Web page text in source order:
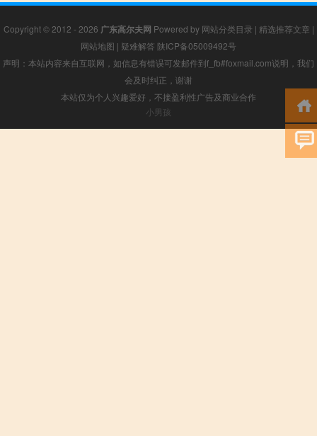
Copyright © 2012 - 2026 广东高尔夫网 Powered by 网站分类目录 | 精选推荐文章 |
网站地图 | 疑难解答 陕ICP备05009492号
声明：本站内容来自互联网，如信息有错误可发邮件到f_fb#foxmail.com说明，我们
会及时纠正，谢谢
本站仅为个人兴趣爱好，不接盈利性广告及商业合作
小男孩